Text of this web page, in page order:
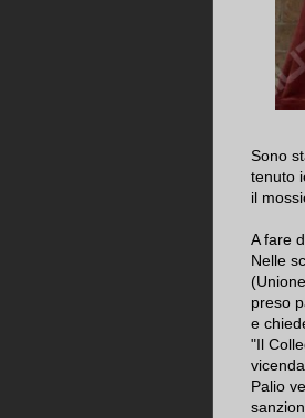
Sono
tenuto
il
A fare
Nelle
preso
e
"Il
Palio